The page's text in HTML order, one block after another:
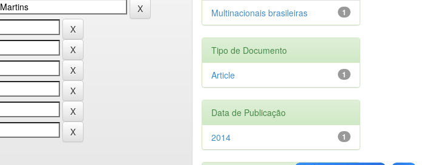
1
Multinacionais brasileiras
Tipo de Documento
1
Article
Data de Publicação
1
2014